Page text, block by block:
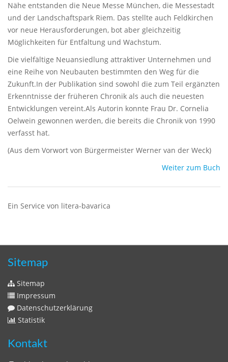
Nähe entstanden die Neue Messe München, die Messestadt
und der Landschaftspark Riem. Das stellte auch Feldkirchen
vor neue Herausforderungen, bot aber gleichzeitig
Möglichkeiten für Entfaltung und Wachstum.
Die vielfältige Neuansiedlung attraktiver Unternehmen und
eine Reihe von Neubauten bestimmten den Weg für die
Zukunft.In der Publikation sind sowohl die zum Teil ergänzten
Erkenntnisse der früheren Chronik als auch die neuesten
Entwicklungen vereint.Als Autorin konnte Frau Dr. Cornelia
Oelwein gewonnen werden, die bereits die Chronik von 1990
verfasst hat.
(Aus dem Vorwort von Bürgermeister Werner van der Weck)
Weiter zum Buch
Ein Service von litera-bavarica
Sitemap
Sitemap
Impressum
Datenschutzerklärung
Statistik
Kontakt